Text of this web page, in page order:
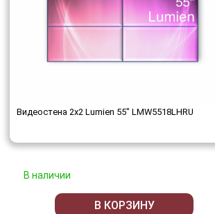
Видеостена 2x2 Lumien 55" LMW5518LHRU
В наличии
В КОРЗИНУ